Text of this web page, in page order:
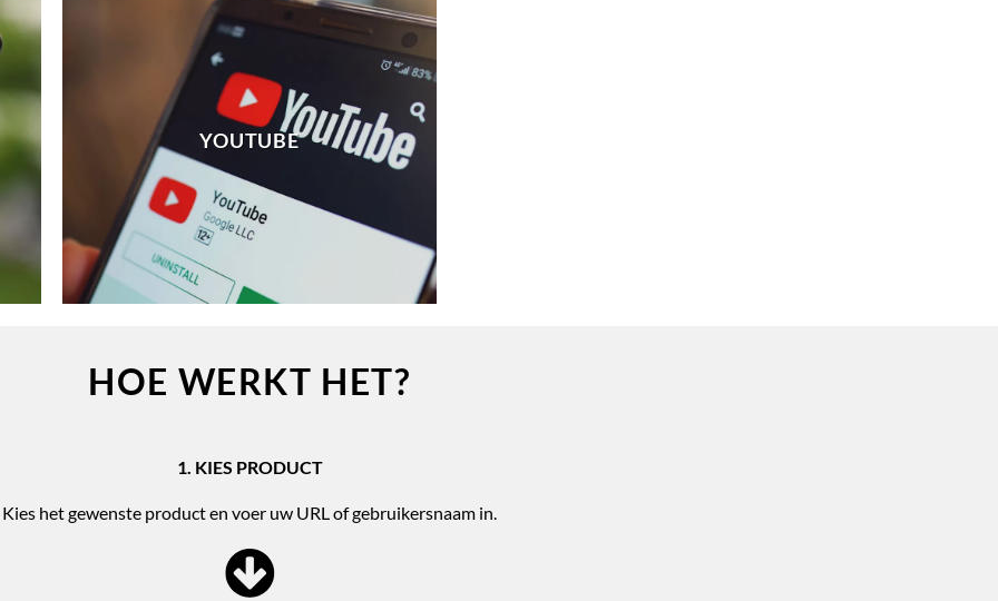
YOUTUBE
HOE WERKT HET?
1. KIES PRODUCT
Kies het gewenste product en voer uw URL of gebruikersnaam in.